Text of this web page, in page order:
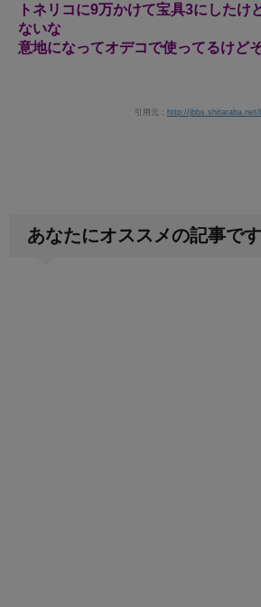
トネリコに9万かけて宝具3にしたけ
ないな
意地になってオデコで使ってるけど
引用元： http://
あなたにオススメの記事です